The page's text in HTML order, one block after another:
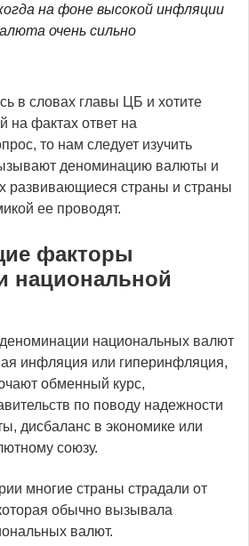
на фоне высокой инфляции
очень сильно
в словах главы ЦБ и хотите
на фактах ответ на
то нам следует изучить
деноминацию валюты и
развивающиеся страны и страны
ее проводят.
факторы
национальной
национальных валют
инфляция или гиперинфляция,
обменный курс,
по поводу надежности
дисбаланс в экономике или
союзу.
многие страны страдали от
обычно вызывала
валют.